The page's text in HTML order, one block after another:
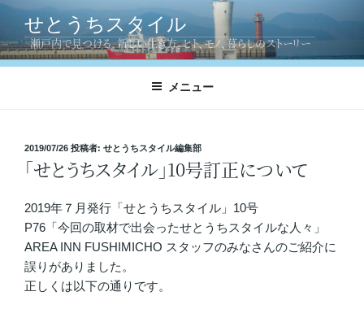
コ
テ
ン
せとうちスタイル
瀬戸内で見つける、新しい生き方。ヒト、モノ、暮らしのストーリー
メニュー
投
稿
日:
2019/07/26 投稿者: せとうちスタイル編集部
「せとうちスタイル」10号訂正について
2019年７月発行「せとうちスタイル」10号
P76「今回の取材で出会ったせとうちスタイルな人々」
AREA INN FUSHIMICHO スタッフのみなさんのご紹介に
誤りがありました。
正しくは以下の通りです。